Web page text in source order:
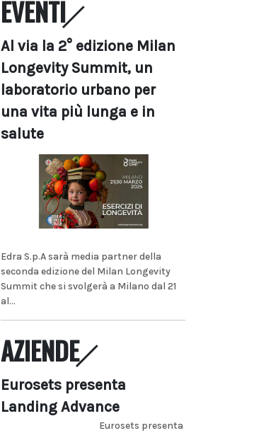
EVENTI
Al via la 2° edizione Milan
Longevity Summit, un
laboratorio urbano per
una vita più lunga e in
salute
Edra S.p.A sarà media partner della
seconda edizione del Milan Longevity
Summit che si svolgerà a Milano dal 21
al...
AZIENDE
Eurosets presenta
Landing Advance
Eurosets presenta